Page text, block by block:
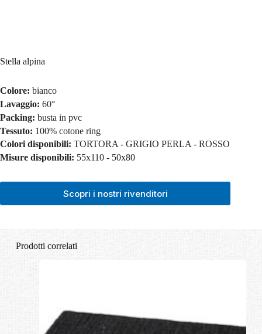
Stella alpina
Colore: bianco
Lavaggio: 60°
Packing: busta in pvc
Tessuto: 100% cotone ring
Colori disponibili: TORTORA - GRIGIO PERLA - ROSSO
Misure disponibili: 55x110 - 50x80
Scopri i nostri rivenditori
Prodotti correlati